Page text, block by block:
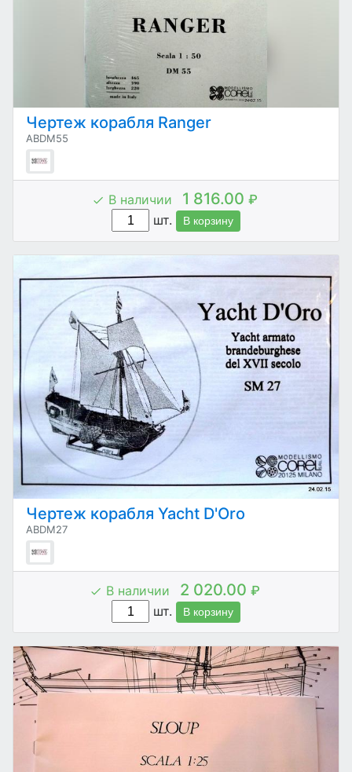
Чертеж корабля Ranger
ABDM55
В наличии 1 816.00 ₽
шт.
В корзину
Чертеж корабля Yacht D'Oro
ABDM27
В наличии 2 020.00 ₽
шт.
В корзину